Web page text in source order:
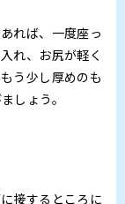
れば、一度座っ
れ、お尻が軽く
う少し厚めのも
しょう。
接するところに